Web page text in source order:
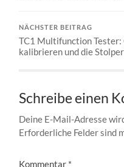
NÄCHSTER BEITRAG
TC1 Multifunction Tester:
kalibrieren und die
Schreibe einen
Deine E-Mail-Adresse
Erforderliche Felder sind
Kommentar *